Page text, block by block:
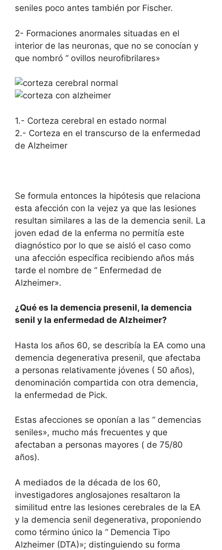
seniles poco antes también por Fischer.
2- Formaciones anormales situadas en el
interior de las neuronas, que no se conocían y
que nombró “ ovillos neurofibrilares»
1.- Corteza cerebral en estado normal
2.- Corteza en el transcurso de la enfermedad
de Alzheimer
Se formula entonces la hipótesis que relaciona
esta afección con la vejez ya que las lesiones
resultan similares a las de la demencia senil. La
joven edad de la enferma no permitía este
diagnóstico por lo que se aisló el caso como
una afección específica recibiendo años más
tarde el nombre de “ Enfermedad de
Alzheimer».
¿Qué es la demencia presenil, la demencia
senil y la enfermedad de Alzheimer?
Hasta los años 60, se describía la EA como una
demencia degenerativa presenil, que afectaba
a personas relativamente jóvenes ( 50 años),
denominación compartida con otra demencia,
la enfermedad de Pick.
Estas afecciones se oponían a las “ demencias
seniles», mucho más frecuentes y que
afectaban a personas mayores ( de 75/80
años).
A mediados de la década de los 60,
investigadores anglosajones resaltaron la
similitud entre las lesiones cerebrales de la EA
y la demencia senil degenerativa, proponiendo
como término único la “ Demencia Tipo
Alzheimer (DTA)»; distinguiendo su forma